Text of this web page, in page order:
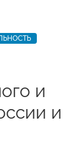
и
и